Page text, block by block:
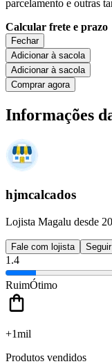
parcelamento e outras
Calcular frete e prazo
Fechar
Adicionar à sacola
Adicionar à sacola
Comprar agora
Informações
hjmcalcados
Lojista Magalu desde
Fale com lojista Seguir
1.4
RuimÓtimo
+1mil
Produtos vendidos